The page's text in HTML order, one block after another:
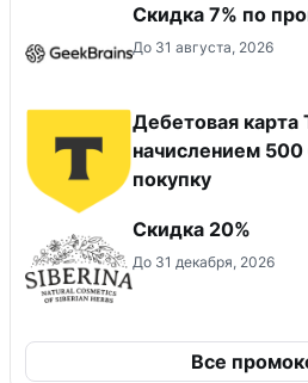
Скидка 7% по
До 31 августа, 2026
Дебетовая карта
начислением
покупку
Скидка 20%
До 31 декабря, 2026
Все